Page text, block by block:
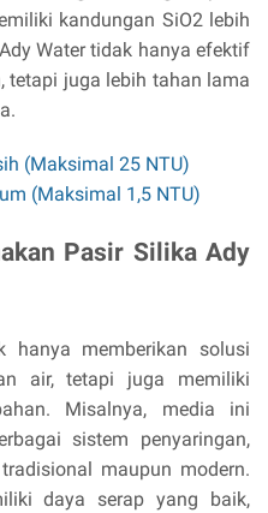
kandungan SiO2 lebih
Water tidak hanya efektif
tetapi juga lebih tahan lama
(Maksimal 25 NTU)
(Maksimal 1,5 NTU)
Pasir Silika Ady
hanya memberikan solusi
air, tetapi juga memiliki
Misalnya, media ini
sistem penyaringan,
maupun modern.
daya serap yang baik,